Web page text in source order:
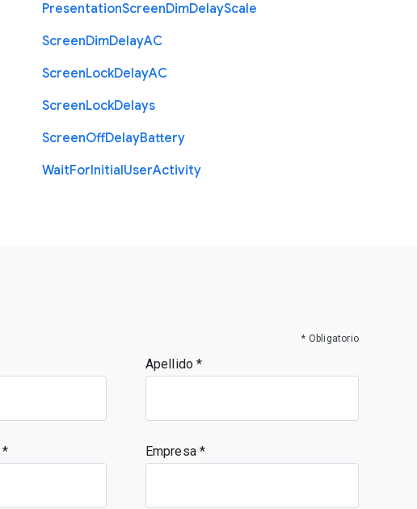
PresentationScreenDimDelayScale
ScreenDimDelayAC
ScreenLockDelayAC
ScreenLockDelays
ScreenOffDelayBattery
WaitForInitialUserActivity
* Obligatorio
Apellido
Empresa